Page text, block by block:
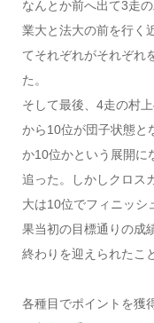
なんとか前へ出て3走
業大と法大の前を行く
てそれぞれがそれぞれ
た。
そして最後、4走の村
から10位が団子状態と
か10位かという展開に
追った。しかしクロス
大は10位でフィニッシ
果当初の目標通りの成
終わりを迎えられたこ
各種目でポイントを獲